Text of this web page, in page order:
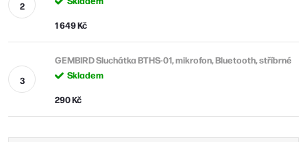
1 649 Kč
GEMBIRD Sluchátka BTHS-01, mikrofon, Bluetooth, stříbrné
Skladem
290 Kč